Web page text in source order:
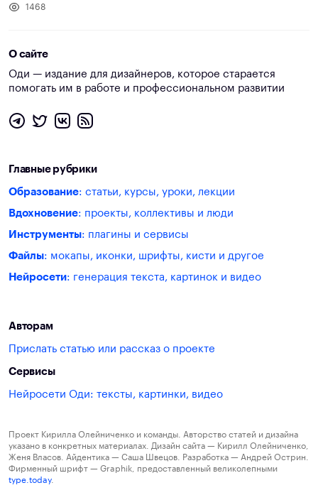
1468
О сайте
Оди — издание для дизайнеров, которое старается
помогать им в работе и профессиональном развитии
Главные рубрики
Образование: статьи, курсы, уроки, лекции
Вдохновение: проекты, коллективы и люди
Инструменты: плагины и сервисы
Файлы: мокапы, иконки, шрифты, кисти и другое
Нейросети: генерация текста, картинок и видео
Авторам
Прислать статью или рассказ о проекте
Сервисы
Нейросети Оди: тексты, картинки, видео
Проект Кирилла Олейниченко и команды. Авторство статей и дизайна
указано в конкретных материалах. Дизайн сайта — Кирилл Олейниченко,
Женя Власов. Айдентика — Саша Швецов. Разработка — Андрей Острин.
Фирменный шрифт — Graphik, предоставленный великолепными
type.today.